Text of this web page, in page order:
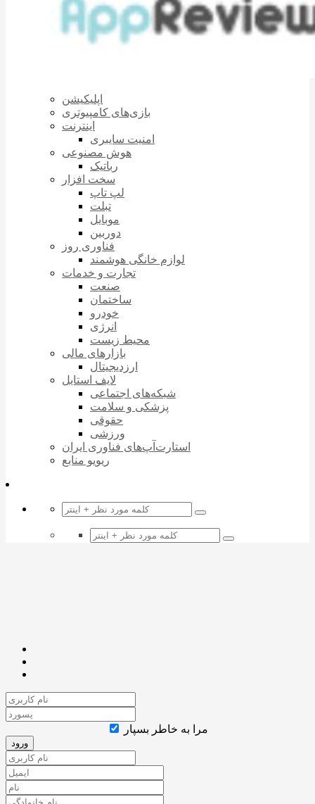
اپلیکیشن
بازی‌های کامپیوتری
اینترنت
امنیت سایبری
هوش مصنوعی
رباتیک
سخت افزار
لپ تاپ
تبلت
موبایل
دوربین
فناوری روز
لوازم خانگی هوشمند
تجارت و خدمات
صنعت
ساختمان
خودرو
انرژی
محیط زیست
بازارهای مالی
ارزدیجیتال
لایف استایل
شبکه‌های اجتماعی
پزشکی و سلامت
حقوقی
ورزشی
استارت‌آپ‌های فناوری ایران
ریویو منابع
مرا به خاطر بسپار